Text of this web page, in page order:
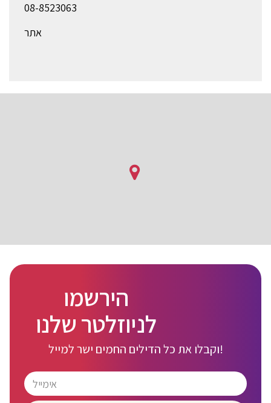
08-8523063
אתר
הירשמו
לניוזלטר שלנו
וקבלו את כל הדילים החמים ישר למייל!